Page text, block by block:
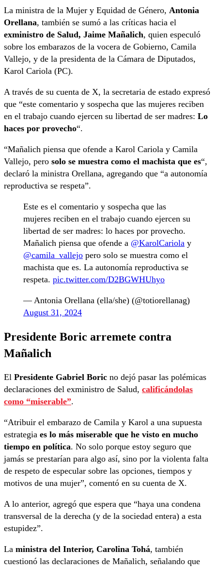
La ministra de la Mujer y Equidad de Género, Antonia
Orellana, también se sumó a las críticas hacia el
exministro de Salud, Jaime Mañalich, quien especuló
sobre los embarazos de la vocera de Gobierno, Camila
Vallejo, y de la presidenta de la Cámara de Diputados,
Karol Cariola (PC).
A través de su cuenta de X, la secretaria de estado expresó
que “este comentario y sospecha que las mujeres reciben
en el trabajo cuando ejercen su libertad de ser madres: Lo
haces por provecho“.
“Mañalich piensa que ofende a Karol Cariola y Camila
Vallejo, pero solo se muestra como el machista que es“,
declaró la ministra Orellana, agregando que “a autonomía
reproductiva se respeta”.
Este es el comentario y sospecha que las
mujeres reciben en el trabajo cuando ejercen su
libertad de ser madres: lo haces por provecho.
Mañalich piensa que ofende a @KarolCariola y
@camila_vallejo pero solo se muestra como el
machista que es. La autonomía reproductiva se
respeta. pic.twitter.com/D2BGWHUhyo
— Antonia Orellana (ella/she) (@totiorellanag)
August 31, 2024
Presidente Boric arremete contra
Mañalich
El Presidente Gabriel Boric no dejó pasar las polémicas
declaraciones del exministro de Salud, calificándolas
como “miserable”.
“Atribuir el embarazo de Camila y Karol a una supuesta
estrategia es lo más miserable que he visto en mucho
tiempo en política. No solo porque estoy seguro que
jamás se prestarían para algo así, sino por la violenta falta
de respeto de especular sobre las opciones, tiempos y
motivos de una mujer”, comentó en su cuenta de X.
A lo anterior, agregó que espera que “haya una condena
transversal de la derecha (y de la sociedad entera) a esta
estupidez”.
La ministra del Interior, Carolina Tohá, también
cuestionó las declaraciones de Mañalich, señalando que